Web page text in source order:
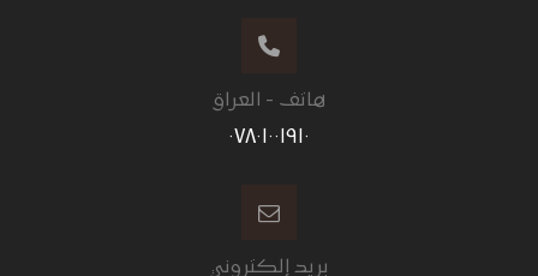
هاتف - العراق
٠٧٨٠١٠٠١٩١٠
بريد إلكتروني